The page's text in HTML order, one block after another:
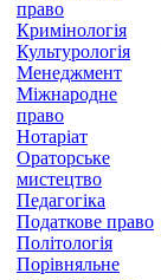
право
Кримінологія
Культурологія
Менеджмент
Міжнародне
право
Нотаріат
Ораторське
мистецтво
Педагогіка
Податкове право
Політологія
Порівняльне